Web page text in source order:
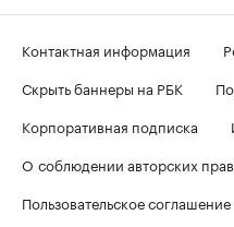
Контактная информация
Скрыть баннеры на РБК
Корпоративная подписка
О соблюдении авторских прав
Пользовательское соглашение